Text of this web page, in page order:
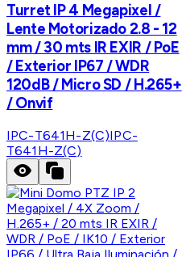
Turret IP 4 Megapixel /
Lente Motorizado 2.8 - 12
mm / 30 mts IR EXIR / PoE
/ Exterior IP67 / WDR
120dB / Micro SD / H.265+
/ Onvif
IPC-T641H-Z(C)IPC-
T641H-Z(C)